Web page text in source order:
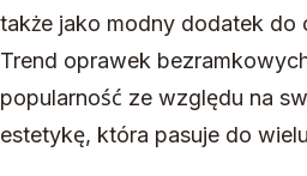
także jako modny dodatek do
Trend oprawek
popularność ze względu na
estetykę, która pasuje do